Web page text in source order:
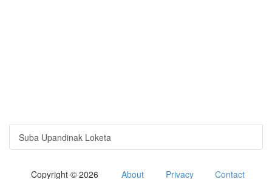
Suba Upandinak Loketa
Copyright © 2026 About Privacy Contact